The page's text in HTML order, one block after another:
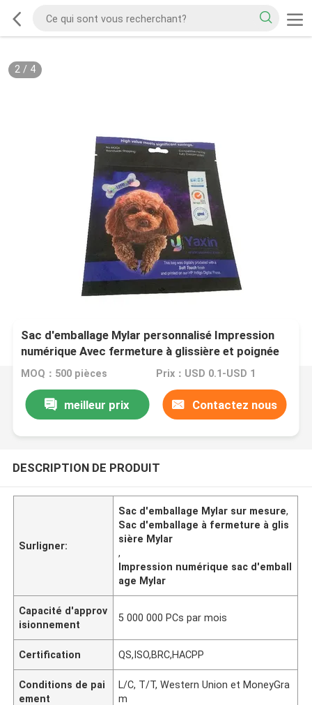
2/ 4
Sac d'emballage Mylar personnalisé Impression
numérique Avec fermeture à glissière et poignée
MOQ：500 pièces Prix：USD 0.1-USD 1
meilleur prix Contactez nous
DESCRIPTION DE PRODUIT
Surligner:
Sac d'emballage Mylar sur mesure,
Sac d'emballage à fermeture à glis
sière Mylar
,
Impression numérique sac d'emball
age Mylar
Capacité d'approv
isionnement
5 000 000 PCs par mois
Certification QS,ISO,BRC,HACPP
Conditions de pai
ement
L/C, T/T, Western Union et MoneyGra
m